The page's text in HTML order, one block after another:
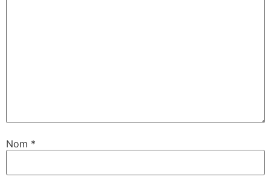
Nom *